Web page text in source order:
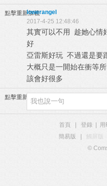
點擊重新加載lowerangel
2017-4-25 12:48:46
其實可以不用 趁她心情
好
亞雷斯好玩 不過還是要
大概只是一開始在衝等
該會好很多
點擊重新加載
首頁 登錄 用
簡易版
觸屏版
©